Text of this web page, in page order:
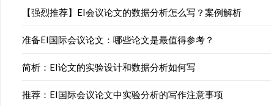
【强烈推荐】EI会议论文的数据分析怎么写？案例解析
准备EI国际会议论文：哪些论文是最值得参考？
简析：EI论文的实验设计和数据分析如何写
推荐：EI国际会议论文中实验分析的写作注意事项